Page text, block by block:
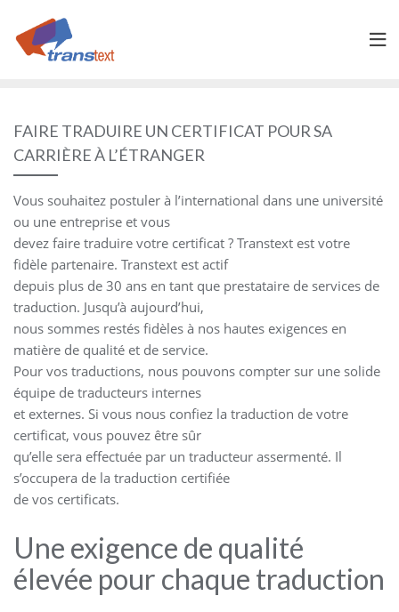
content
FAIRE TRADUIRE UN CERTIFICAT POUR SA
CARRIÈRE À L’ÉTRANGER
Vous souhaitez postuler à l’international dans une université
ou une entreprise et vous
devez faire traduire votre certificat ? Transtext est votre
fidèle partenaire. Transtext est actif
depuis plus de 30 ans en tant que prestataire de services de
traduction. Jusqu’à aujourd’hui,
nous sommes restés fidèles à nos hautes exigences en
matière de qualité et de service.
Pour vos traductions, nous pouvons compter sur une solide
équipe de traducteurs internes
et externes. Si vous nous confiez la traduction de votre
certificat, vous pouvez être sûr
qu’elle sera effectuée par un traducteur assermenté. Il
s’occupera de la traduction certifiée
de vos certificats.
Une exigence de qualité
élevée pour chaque traduction